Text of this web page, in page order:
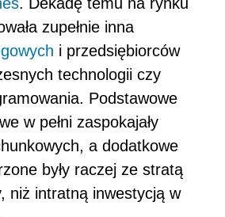
zupełnie inna
i przedsiębiorców
technologii czy
Podstawowe
w pełni zaspokajały
a dodatkowe
były raczej ze stratą
niż intratną inwestycją w